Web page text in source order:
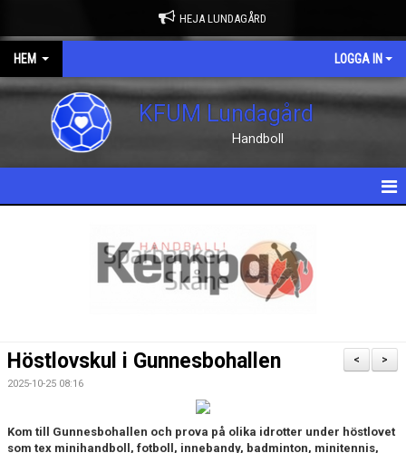
HEJA LUNDAGÅRD
HEM LOGGA IN
KFUM Lundagård
Handboll
KALENDER
>
<
Höstlovskul i Gunnesbohallen
2025-10-25 08:16
Kom till Gunnesbohallen och prova på olika idrotter under höstlovet
som tex minihandboll, fotboll, innebandy, badminton, minitennis,